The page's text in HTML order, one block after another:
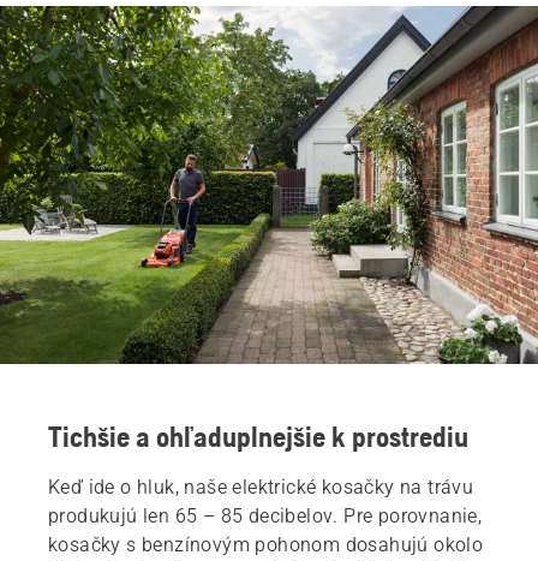
Tichšie a ohľaduplnejšie k prostrediu
Keď ide o hluk, naše elektrické kosačky na trávu
produkujú len 65 – 85 decibelov. Pre porovnanie,
kosačky s benzínovým pohonom dosahujú okolo